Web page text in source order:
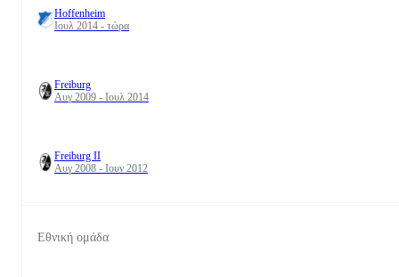
Hoffenheim
Ιουλ 2014 - τώρα
Freiburg
Αυγ 2009 - Ιουλ 2014
Freiburg II
Αυγ 2008 - Ιουν 2012
Εθνική ομάδα